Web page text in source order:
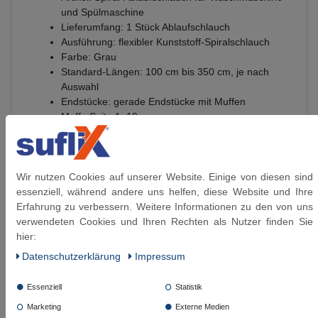
und Spülmaschine
Lieferumfang: 1 Stück Ablaufschlauch
Ausführung: flexibler Kunststoff-Spiralschlauch
Farbe: Grau
Standard-Längen: 100 cm bis 350 cm, je nach
Auswahl
Endstücke: gerade Endstücke mit Muffen
Muffe Seite 1: 19 mm
Muffe Seite 2: 22 mm
Zubehör: inklusive Kunststoff-Aufhängebügel
Verwendung: Wasserablauf für Waschmaschine,
Spülmaschine und passende Geräte
Verpackung: einzeln verpackt im Polybeutel
Hinweis: Bitte vor dem Einbau prüfen, ob Länge,
Diese Artikel könnten Sie auch interessieren:
Wir nutzen Cookies auf unserer Website. Einige von diesen sind
essenziell, während andere uns helfen, diese Website und Ihre
Erfahrung zu verbessern. Weitere Informationen zu den von uns
verwendeten Cookies und Ihren Rechten als Nutzer finden Sie
hier:
Daten­schutz­erklärung
Impressum
Essenziell Statistik
Marketing Externe Medien